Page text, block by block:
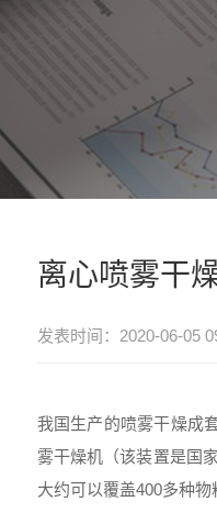
离心喷雾干
发表时间：2020-06-
我国生产的喷雾干燥成
雾干燥机 （该装置是国
大约可以覆盖400多种